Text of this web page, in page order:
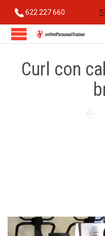
622 227 660
Curl con
